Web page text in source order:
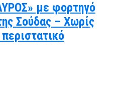
με φορτηγό
Σούδας – Χωρίς